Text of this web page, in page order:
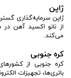
ژاپن
ژاپن سرمایه‌گذاری
از نانو اکسید آهن در
می‌کند.
کره جنوبی
کره جنوبی از
باتری‌ها، تجهیزات